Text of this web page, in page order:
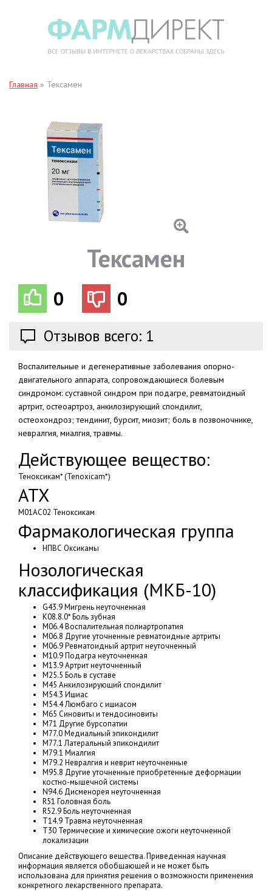
Главная » Тексамен
Тексамен
0 0
Отзывов всего: 1
Воспалительные и дегенеративные заболевания опорно-
двигательного аппарата, сопровождающиеся болевым
синдромом: суставной синдром при подагре, ревматоидный
артрит, остеоартроз, анкилозирующий спондилит,
остеохондроз; тендинит, бурсит, миозит; боль в позвоночнике,
невралгия, миалгия, травмы.
Действующее вещество:
Теноксикам* (Tenoxicam*)
АТХ
M01AC02 Теноксикам
Фармакологическая группа
НПВС Оксикамы
Нозологическая
классификация (МКБ-10)
G43.9 Мигрень неуточненная
K08.8.0* Боль зубная
M06.4 Воспалительная полиартропатия
M06.8 Другие уточненные ревматоидные артриты
M06.9 Ревматоидный артрит неуточненный
M10.9 Подагра неуточненная
M13.9 Артрит неуточненный
M25.5 Боль в суставе
M45 Анкилозирующий спондилит
M54.3 Ишиас
M54.4 Люмбаго с ишиасом
M65 Синовиты и тендосиновиты
M71 Другие бурсопатии
M77.0 Медиальный эпикондилит
M77.1 Латеральный эпикондилит
M79.1 Миалгия
M79.2 Невралгия и неврит неуточненные
M95.8 Другие уточненные приобретенные деформации
костно-мышечной системы
N94.6 Дисменорея неуточненная
R51 Головная боль
R52.9 Боль неуточненная
T14.9 Травма неуточненная
T30 Термические и химические ожоги неуточненной
локализации
Описание действующего вещества. Приведенная научная
информация является обобщающей и не может быть
использована для принятия решения о возможности применения
конкретного лекарственного препарата.